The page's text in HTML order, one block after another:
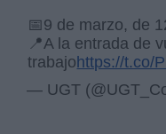
📅9 de marzo, de
📍A la entrada de
trabajohttps://t.co/
— UGT